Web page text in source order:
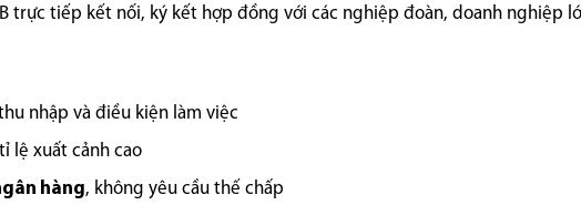
trực tiếp kết nối, ký kết hợp đồng với các nghiệp đoàn, doanh nghiệp
nhập và điều kiện làm việc
lệ xuất cảnh cao
hàng, không yêu cầu thế chấp